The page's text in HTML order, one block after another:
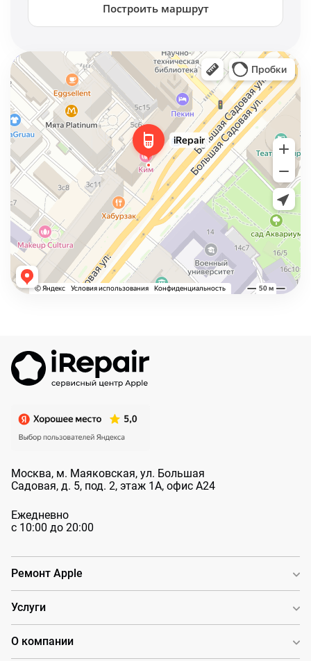
Построить маршрут
Москва, м. Маяковская, ул. Большая
Садовая, д. 5, под. 2, этаж 1А, офис А24
Ежедневно
с 10:00 до 20:00
Ремонт Apple
Услуги
О компании